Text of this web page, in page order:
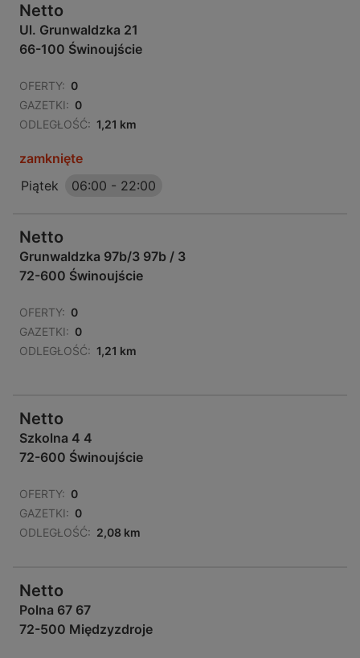
Netto
Ul. Grunwaldzka 21
66-100 Świnoujście
OFERTY: 0
GAZETKI: 0
ODLEGŁOŚĆ: 1,21 km
zamknięte
Piątek
06:00 - 22:00
Netto
Grunwaldzka 97b/3 97b / 3
72-600 Świnoujście
OFERTY: 0
GAZETKI: 0
ODLEGŁOŚĆ: 1,21 km
Netto
Szkolna 4 4
72-600 Świnoujście
OFERTY: 0
GAZETKI: 0
ODLEGŁOŚĆ: 2,08 km
Netto
Polna 67 67
72-500 Międzyzdroje